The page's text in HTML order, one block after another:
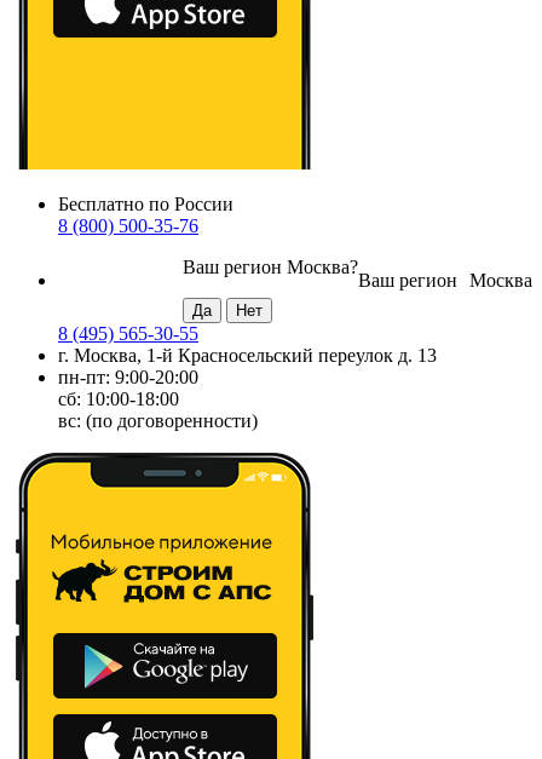
Бесплатно по России
8 (800) 500-35-76
Москва
Ваш регион
Ваш регион Москва?
8 (495) 565-30-55
г. Москва, 1-й Красносельский переулок д. 13
пн-пт: 9:00-20:00
сб: 10:00-18:00
вс: (по договоренности)